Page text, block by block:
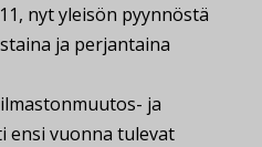
nyt yleisön pyynnöstä
ja perjantaina
ja
ensi vuonna tulevat